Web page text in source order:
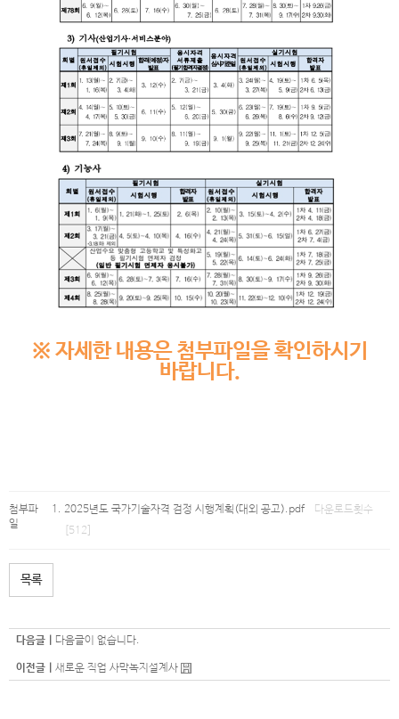
※ 자세한 내용은 첨부파일을 확인하시기
바랍니다.
첨부파
일
2025년도 국가기술자격 검정 시행계획(대외 공고).pdf
다운로드횟수
[512]
목록
다음글 | 다음글이 없습니다.
이전글 | 새로운 직업 사막녹지설계사